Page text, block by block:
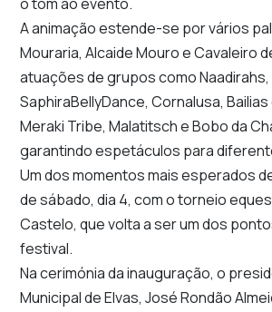
A animação estende-se por vários
Mouraria, Alcaide Mouro e Cavaleiro
atuações de grupos como Naadirahs,
SaphiraBellyDance, Cornalusa,
Meraki Tribe, Malatitsch e Bobo da
garantindo espetáculos para
Um dos momentos mais esperados
de sábado, dia 4, com o torneio
Castelo, que volta a ser um dos
festival.
Na cerimónia da inauguração, o
Municipal de Elvas,José Rondão